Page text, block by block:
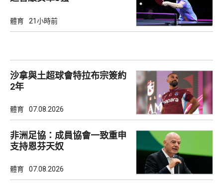
體育 21小時前
沙拿與土超球會特拉布宗簽約
2年
體育 07.08.2026
非洲足協：成員協會一致重申
支持恩芬天奴
體育 07.08.2026